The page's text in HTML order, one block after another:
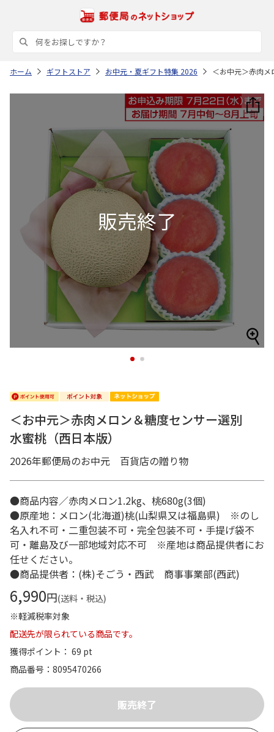
ホーム ギフトストア お中元・夏ギフト特集 2026 ＜お中元＞赤肉
1 2
＜お中元＞赤肉メロン＆糖度センサー選別
水蜜桃（西日本版）
2026年郵便局のお中元 百貨店の贈り物
●商品内容／赤肉メロン1.2kg、桃680g(3個)
●原産地：メロン(北海道)桃(山梨県又は福島県) ※のし
名入れ不可・二重包装不可・完全包装不可・手提げ袋不
可・離島及び一部地域対応不可 ※産地は商品提供者にお
任せください。
●商品提供者：(株)そごう・西武 商事事業部(西武)
6,990円(送料・税込)
※軽減税率対象
配送先が限られている商品です。
獲得ポイント： 69 pt
商品番号
8095470266